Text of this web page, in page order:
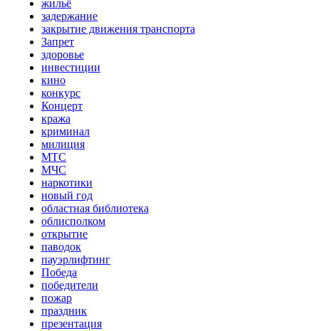
жильё
задержание
закрытие движения транспорта
Запрет
здоровье
инвестиции
кино
конкурс
Концерт
кража
криминал
милиция
МТС
МЧС
наркотики
новый год
областная библиотека
облисполком
открытие
паводок
пауэрлифтинг
Победа
победители
пожар
праздник
презентация